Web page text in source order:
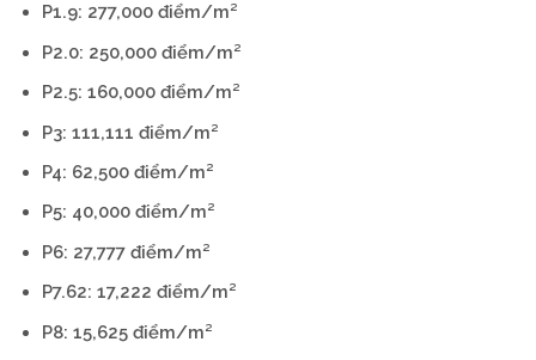
P1.9: 277,000 điểm/m²
P2.0: 250,000 điểm/m²
P2.5: 160,000 điểm/m²
P3: 111,111 điểm/m²
P4: 62,500 điểm/m²
P5: 40,000 điểm/m²
P6: 27,777 điểm/m²
P7.62: 17,222 điểm/m²
P8: 15,625 điểm/m²